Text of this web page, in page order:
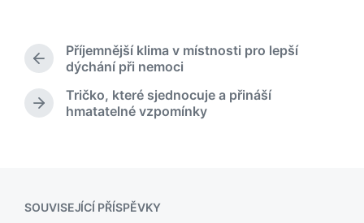
i
o
v
P
e
d
p
Příjemnější klima v místnosti pro lepší
dýchání při nemoci
N
u
Tričko, které sjednocuje a přináší
hmatatelné vzpomínky
SOUVISEJÍCÍ PŘÍSPĚVKY